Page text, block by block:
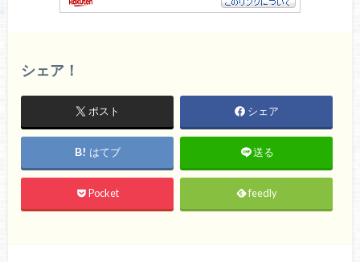
シェア！
ポスト シェア
はてブ 送る
Pocket feedly